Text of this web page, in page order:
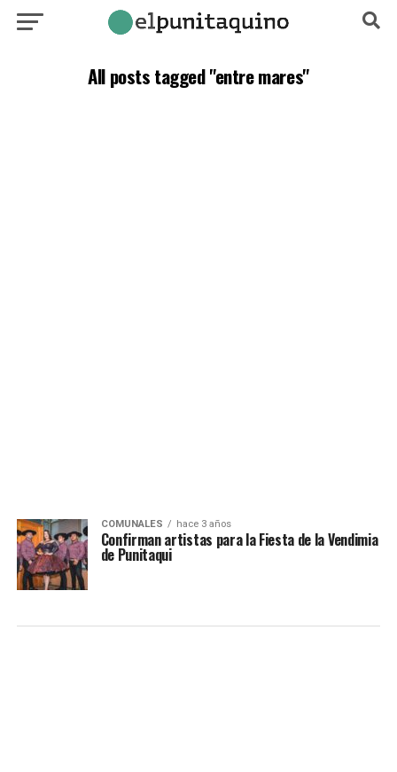
All posts tagged "entre mares"
COMUNALES hace 3 años
Confirman artistas para la Fiesta de la Vendimia
de Punitaqui